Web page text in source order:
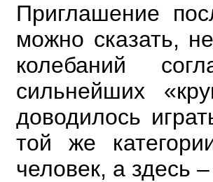
Приглашение
можно сказать,
колебаний
сильнейших
доводилось
той же
человек, а здесь